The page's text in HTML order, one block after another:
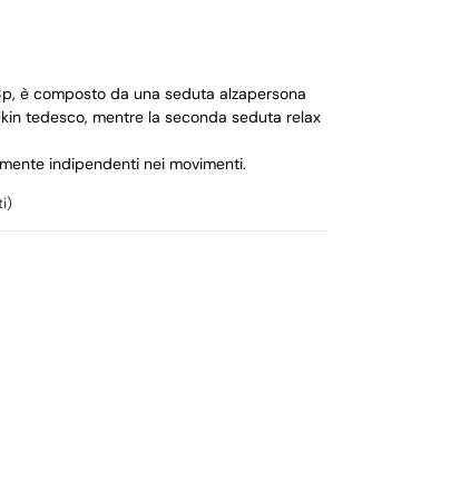
è composto da una seduta alzapersona
tedesco, mentre la seconda seduta relax
indipendenti nei movimenti.